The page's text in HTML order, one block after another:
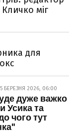
міг
для
2026, 06:00
дуже важко
Усика та
чого тут